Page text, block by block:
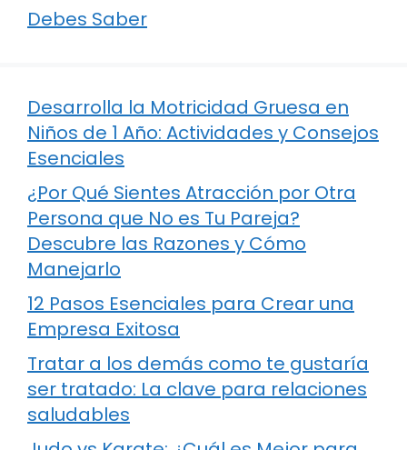
Debes Saber
Desarrolla la Motricidad Gruesa en
Niños de 1 Año: Actividades y Consejos
Esenciales
¿Por Qué Sientes Atracción por Otra
Persona que No es Tu Pareja?
Descubre las Razones y Cómo
Manejarlo
12 Pasos Esenciales para Crear una
Empresa Exitosa
Tratar a los demás como te gustaría
ser tratado: La clave para relaciones
saludables